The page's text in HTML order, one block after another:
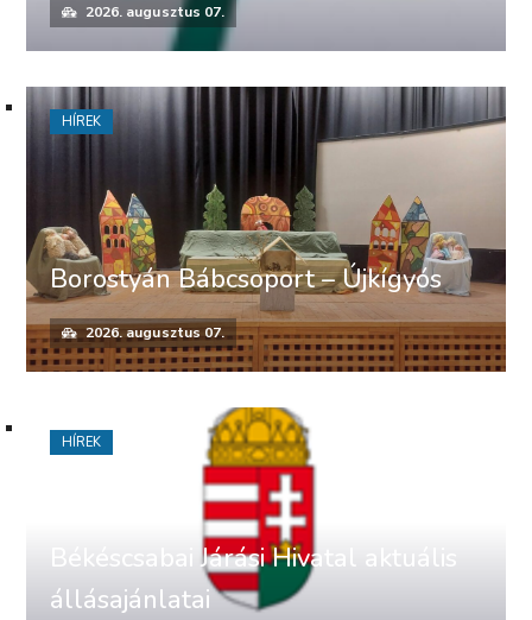
2026. augusztus 07.
Borostyán Bábcsoport – Újkígyós
2026. augusztus 07.
HÍREK
Békéscsabai Járási Hivatal aktuális
állásajánlatai
HÍREK